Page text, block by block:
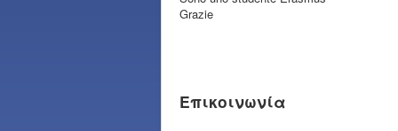
Grazie
Επικοινωνία